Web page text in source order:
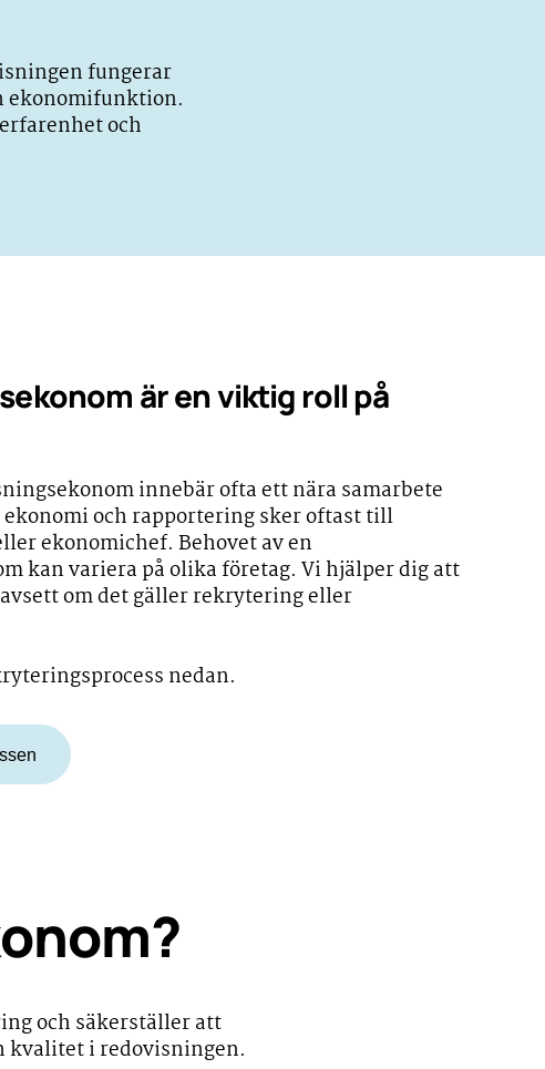
fungerar
ekonomifunktion.
och
är en viktig roll på
innebär ofta ett nära samarbete
och rapportering sker oftast till
ekonomichef. Behovet av en
kan variera på olika företag. Vi hjälper dig att
om det gäller rekrytering eller
nedan.
och säkerställer att
i redovisningen.